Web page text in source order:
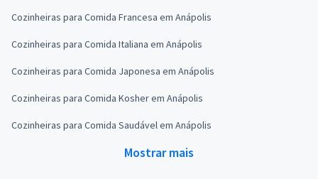
Cozinheiras para Comida Francesa em Anápolis
Cozinheiras para Comida Italiana em Anápolis
Cozinheiras para Comida Japonesa em Anápolis
Cozinheiras para Comida Kosher em Anápolis
Cozinheiras para Comida Saudável em Anápolis
Mostrar mais